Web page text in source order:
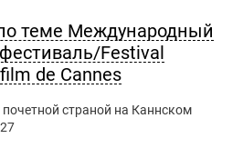
теме Международный
Festival
de Cannes
​​почетной страной на Каннском